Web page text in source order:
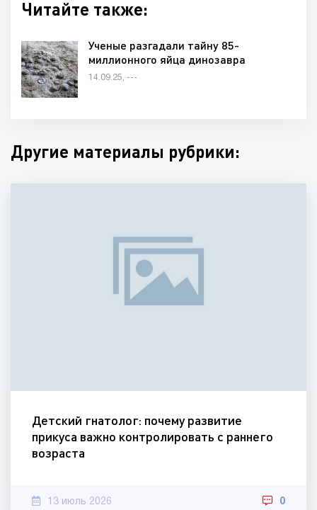
Читайте также:
Ученые разгадали тайну 85-
миллионного яйца динозавра
14.09.25, ---
Другие материалы рубрики:
Детский гнатолог: почему развитие
прикуса важно контролировать с раннего
возраста
13 июль 2026 0